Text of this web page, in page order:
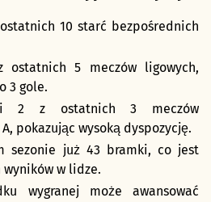
10 starć bezpośrednich
ostatnich 5 meczów ligowych,
3 gole.
2 z ostatnich 3 meczów
pokazując wysoką dyspozycję.
sezonie już 43 bramki, co jest
wyników w lidze.
wygranej może awansować